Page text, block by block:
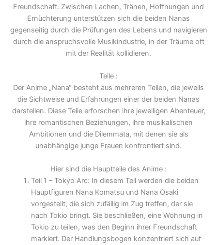
Freundschaft. Zwischen Lachen, Tränen, Hoffnungen und
Ernüchterung unterstützen sich die beiden Nanas
gegenseitig durch die Prüfungen des Lebens und navigieren
durch die anspruchsvolle Musikindustrie, in der Träume oft
mit der Realität kollidieren.
Teile :
Der Anime „Nana“ besteht aus mehreren Teilen, die jeweils
die Sichtweise und Erfahrungen einer der beiden Nanas
darstellen. Diese Teile erforschen ihre jeweiligen Abenteuer,
ihre romantischen Beziehungen, ihre musikalischen
Ambitionen und die Dilemmata, mit denen sie als
unabhängige junge Frauen konfrontiert sind.
Hier sind die Hauptteile des Anime :
Teil 1 – Tokyo Arc: In diesem Teil werden die beiden
Hauptfiguren Nana Komatsu und Nana Osaki
vorgestellt, die sich zufällig im Zug treffen, der sie
nach Tokio bringt. Sie beschließen, eine Wohnung in
Tokio zu teilen, was den Beginn ihrer Freundschaft
markiert. Der Handlungsbogen konzentriert sich auf